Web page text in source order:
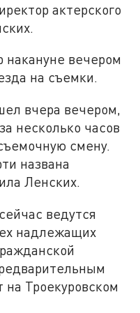
актерского
накануне вечером
на съемки.
вчера вечером,
несколько часов
смену.
названа
Ленских.
ведутся
надлежащих
Троекуровском